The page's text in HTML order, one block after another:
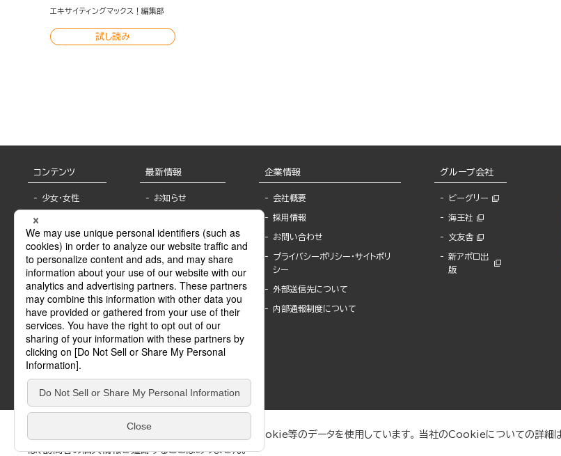
エキサイティングマックス！編集部
試し読み
コンテンツ
少女・女性
BL
ライトノベル
青年・一般
グラビア・写真
モーター誌
SPECIAL
Sublicense
最新情報
お知らせ
報
書店様へ
海外ライセンシー
公式SNSアカウ
ント
作家一覧
Keyword list
Author list
企業情報
会社概要
採用情報
お問い合わせ
プライバシーポリシー・サイトポリ
シー
外部送信先について
内部通報制度について
グループ会社
ビーグリー
海王社
文友舎
新アポロ出
版
ぶんか社が運営するサイトでは、利便性向上のためにCookie等のデータを使用しています。 当社のCookieについての詳細は
は、訪問者の個人情報を追跡することはありません。